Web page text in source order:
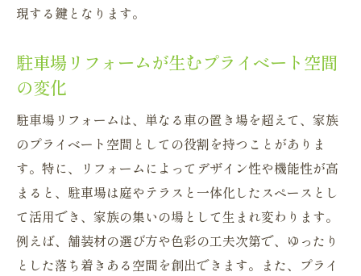
現する鍵となります。
駐車場リフォームが生むプライベート空間
の変化
駐車場リフォームは、単なる車の置き場を超えて、家族
のプライベート空間としての役割を持つことがありま
す。特に、リフォームによってデザイン性や機能性が高
まると、駐車場は庭やテラスと一体化したスペースとし
て活用でき、家族の集いの場として生まれ変わります。
例えば、舗装材の選び方や色彩の工夫次第で、ゆったり
とした落ち着きある空間を創出できます。また、プライ